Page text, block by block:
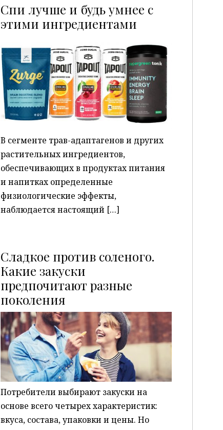
Спи лучше и будь умнее с
этими ингредиентами
P
В сегменте трав-адаптагенов и других
растительных ингредиентов,
обеспечивающих в продуктах питания
и напитках определенные
физиологические эффекты,
наблюдается настоящий […]
Сладкое против соленого.
Какие закуски
предпочитают разные
поколенияP
Потребители выбирают закуски на
основе всего четырех характеристик:
вкуса, состава, упаковки и цены. Но